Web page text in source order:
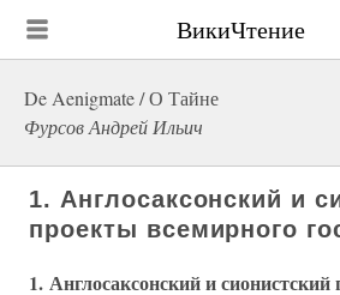
ВикиЧтение
De Aenigmate / О Тайне
Фурсов Андрей Ильич
1. Англосаксонский и
проекты всемирного
1. Англосаксонский и сионистский